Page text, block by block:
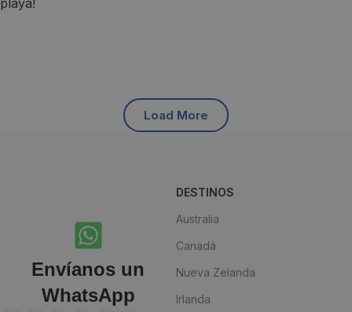
Load More
¡Anímate y escríbenos!
Envíanos un
WhatsApp
DESTINOS
Australia
Canadá
Nueva Zelanda
Irlanda